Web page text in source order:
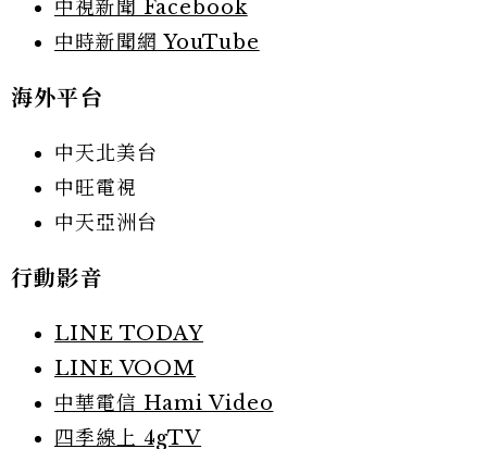
中視新聞 Facebook
中時新聞網 YouTube
海外平台
中天北美台
中旺電視
中天亞洲台
行動影音
LINE TODAY
LINE VOOM
中華電信 Hami Video
四季線上 4gTV